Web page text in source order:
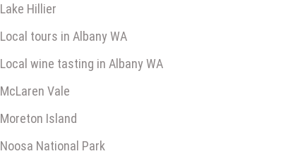
Lake Hillier
Local tours in Albany WA
Local wine tasting in Albany WA
McLaren Vale
Moreton Island
Noosa National Park